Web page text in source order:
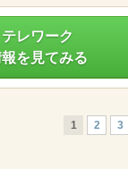
レワーク
を見てみる
1 2 3